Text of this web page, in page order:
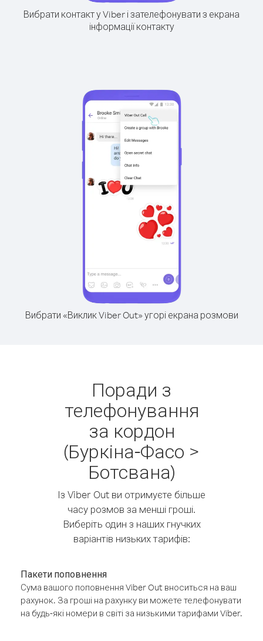
Вибрати контакт у Viber і зателефонувати з екрана
інформації контакту
Вибрати «Виклик Viber Out» угорі екрана розмови
Поради з
телефонування
за кордон
(Буркіна-Фасо >
Ботсвана)
Із Viber Out ви отримуєте більше
часу розмов за менші гроші.
Виберіть один з наших гнучких
варіантів низьких тарифів:
Пакети поповнення
Сума вашого поповнення Viber Out вноситься на ваш
рахунок. За гроші на рахунку ви можете телефонувати
на будь-які номери в світі за низькими тарифами Viber.